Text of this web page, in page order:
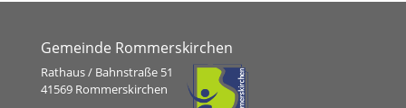
Gemeinde Rommerskirchen
Rathaus / Bahnstraße 51
41569 Rommerskirchen